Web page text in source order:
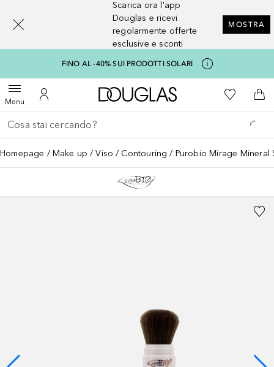
Scarica ora l'app
Douglas e ricevi
regolarmente offerte
esclusive e sconti
MOSTRA
FINO AL -40% SUI PRODOTTI SOLARI
MenuApri menuAl Mio Account
A Douglas HomeAlla Mia
Al
Torna indietro
Esegui ricerca
Homepage Make up Viso Contouring Purobio Mirage Mineral
[navigation.slideout.screenreader]